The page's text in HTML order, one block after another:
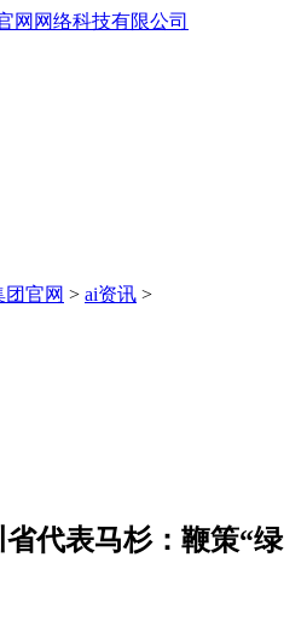
官网 > ai资讯 >
代表马杉：鞭策“绿